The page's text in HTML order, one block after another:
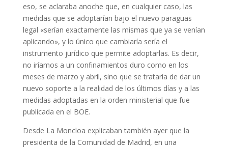
eso, se aclaraba anoche que, en cualquier caso, las
medidas que se adoptarían bajo el nuevo paraguas
legal «serían exactamente las mismas que ya se venían
aplicando», y lo único que cambiaría sería el
instrumento jurídico que permite adoptarlas. Es decir,
no iríamos a un confinamientos duro como en los
meses de marzo y abril, sino que se trataría de dar un
nuevo soporte a la realidad de los últimos días y a las
medidas adoptadas en la orden ministerial que fue
publicada en el BOE.
Desde La Moncloa explicaban también ayer que la
presidenta de la Comunidad de Madrid, en una